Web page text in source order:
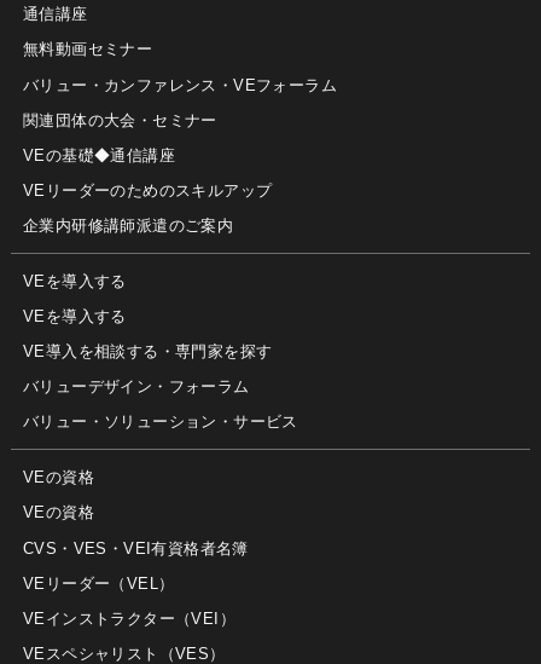
通信講座
無料動画セミナー
バリュー・カンファレンス・VEフォーラム
関連団体の大会・セミナー
VEの基礎◆通信講座
VEリーダーのためのスキルアップ
企業内研修講師派遣のご案内
VEを導入する
VEを導入する
VE導入を相談する・専門家を探す
バリューデザイン・フォーラム
バリュー・ソリューション・サービス
VEの資格
VEの資格
CVS・VES・VEI有資格者名簿
VEリーダー（VEL）
VEインストラクター（VEI）
VEスペシャリスト（VES）